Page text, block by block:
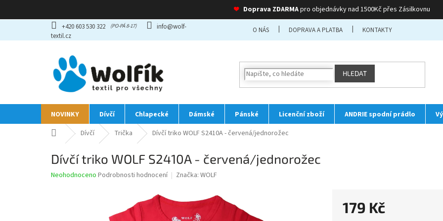
❤ Doprava ZDARMApro objednávky nad 1500Kč přes Zásilkovnu
obsah
+420 603 530 322
info@wolf-
textil.cz
O NÁS DOPRAVA A PLATBA KONTAKTY
HLEDAT
NOVINKY Dívčí Chlapecké Dámské Pánské Licenční zboží ANDRIE spodní prádlo
Domů Dívčí Trička Dívčí triko WOLF S2410A - červená/jednorožec
Dívčí triko WOLF S2410A - červená/jednorožec
Průměrné
Neohodnoceno Podrobnosti hodnocení Značka: WOLF
179 Kč